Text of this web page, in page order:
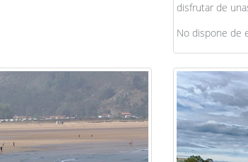
disfrutar de
No dispone de